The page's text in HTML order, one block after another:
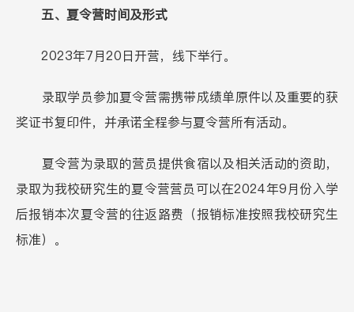
五、夏令营时间及形式
2023年7月20日开营，线下举行。
录取学员参加夏令营需携带成绩单原件以及重要的获
奖证书复印件，并承诺全程参与夏令营所有活动。
夏令营为录取的营员提供食宿以及相关活动的资助，
录取为我校研究生的夏令营营员可以在2024年9月份入学
后报销本次夏令营的往返路费（报销标准按照我校研究生
标准）。